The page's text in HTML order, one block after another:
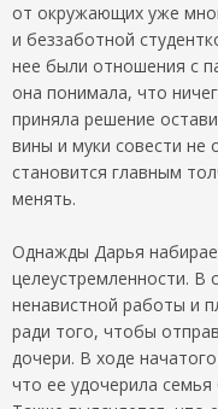
от окружающих уже
и беззаботной
нее были отношения с
она понимала, что
приняла решение
вины и муки совести не
становится главным
менять.
Однажды Дарья
целеустремленности. В
ненавистной работы и
ради того, чтобы
дочери. В ходе
что ее удочерила семья